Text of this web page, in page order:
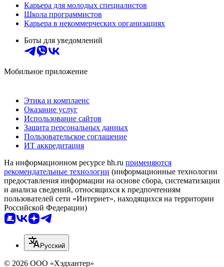
Карьера для молодых специалистов
Школа программистов
Карьера в некоммерческих организациях
Боты для уведомлений
Мобильное приложение
Этика и комплаенс
Оказание услуг
Использование сайтов
Защита персональных данных
Пользовательское соглашение
ИТ аккредитация
На информационном ресурсе hh.ru применяются
рекомендательные технологии (информационные технологии
предоставления информации на основе сбора, систематизации
и анализа сведений, относящихся к предпочтениям
пользователей сети «Интернет», находящихся на территории
Российской Федерации)
Русский
© 2026 ООО «Хэдхантер»